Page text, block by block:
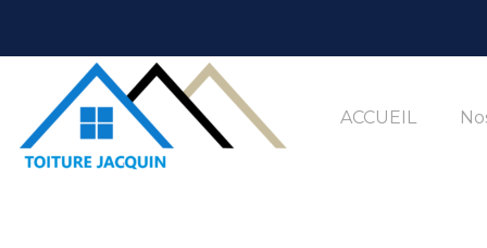
ACCUEIL